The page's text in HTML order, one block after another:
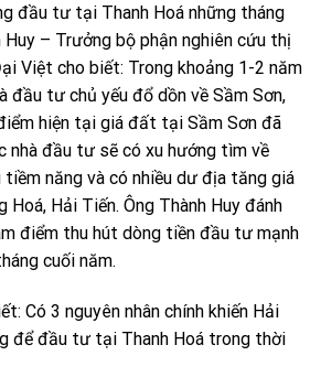
đầu tư tại Thanh Hoá những tháng
Huy – Trưởng bộ phận nghiên cứu thị
Việt cho biết: Trong khoảng 1-2 năm
đầu tư chủ yếu đổ dồn về Sầm Sơn,
hiện tại giá đất tại Sầm Sơn đã
nhà đầu tư sẽ có xu hướng tìm về
năng và có nhiều dư địa tăng giá
Hoá, Hải Tiến. Ông Thành Huy đánh
điểm thu hút dòng tiền đầu tư mạnh
cuối năm.
Có 3 nguyên nhân chính khiến Hải
để đầu tư tại Thanh Hoá trong thời